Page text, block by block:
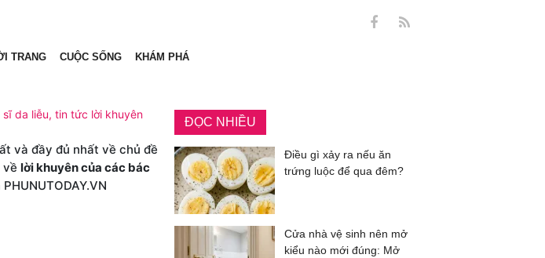
TRANG CUỘC SỐNG KHÁM PHÁ
da liễu, tin tức lời khuyên
và đầy đủ nhất về chủ đề
về lời khuyên của các bác
ĐỌC NHIỀU
Điều gì xảy ra nếu ăn
trứng luộc để qua đêm?
Cửa nhà vệ sinh nên mở
kiểu nào mới đúng: Mở